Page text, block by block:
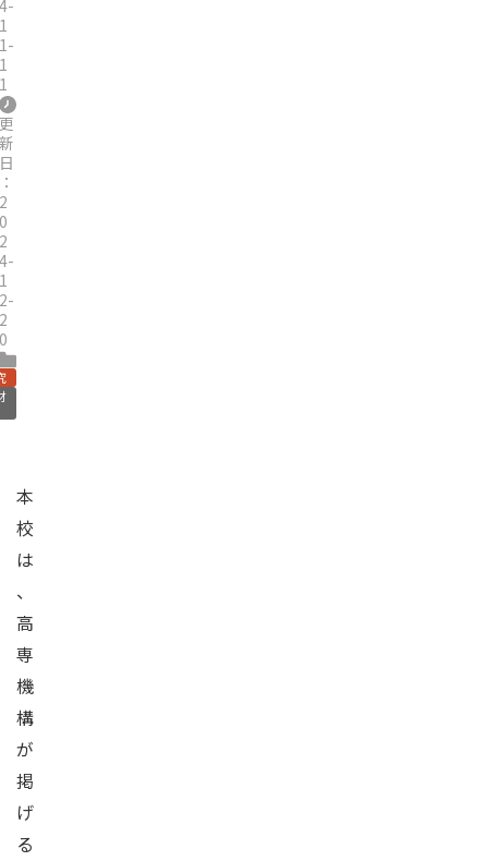
4-
1
1-
1
1
更
新
日
：
2
0
2
4-
1
2-
2
0
本
校
は
、
高
専
機
構
が
掲
げ
る